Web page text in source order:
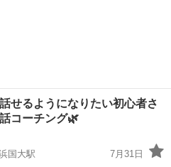
せるようになりたい初心者さ
コーチング🌿
国大駅
7月31日